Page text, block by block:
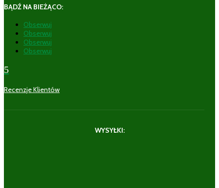
BĄDŹ NA BIEŻĄCO:
Obserwuj
Obserwuj
Obserwuj
Obserwuj
5
Recenzje Klientów
WYSYŁKI: